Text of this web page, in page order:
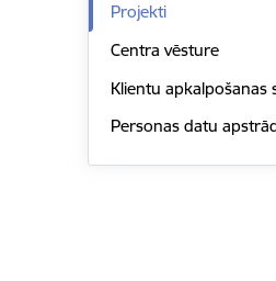
Projekti
Centra vēsture
Klientu apkalpošanas
Personas datu